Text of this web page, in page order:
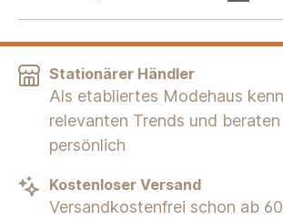
Stationärer Händler
Als etabliertes Modehaus
relevanten Trends und
persönlich
Kostenloser Versand
Versandkostenfrei schon ab